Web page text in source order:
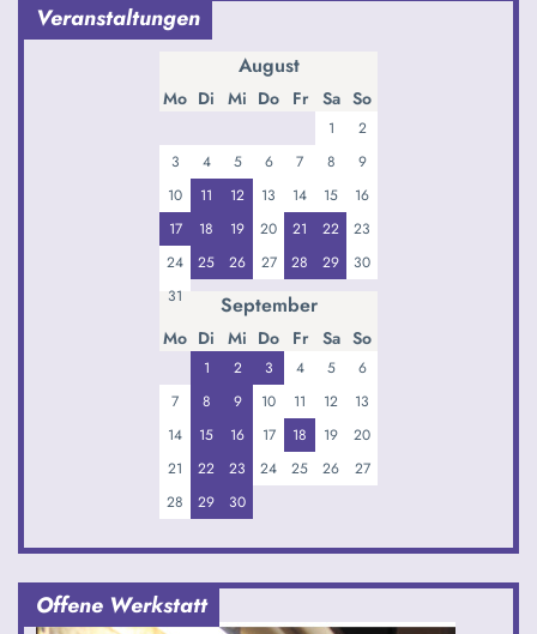
Veranstaltungen
August
Mo Di Mi Do Fr Sa So
1
2
3
4 5 6 7 8
9
10
11 12 13 14 15
16
17
18 19 20 21 22
23
24
25 26 27 28 29
30
31
September
Mo Di Mi Do Fr Sa So
1 2 3 4 5
6
7
8 9 10 11 12
13
14
15 16 17 18 19
20
21
22 23 24 25 26
27
28
29 30
Offene Werkstatt